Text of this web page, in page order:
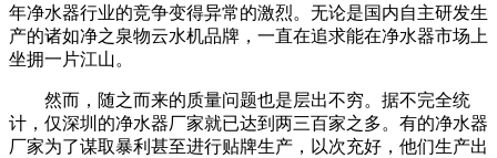
年净水器行业的竞争变得异常的激烈。无论是国内自主研发生
产的诸如净之泉物云水机品牌，一直在追求能在净水器市场上
坐拥一片江山。
然而，随之而来的质量问题也是层出不穷。据不完全统
计，仅深圳的净水器厂家就已达到两三百家之多。有的净水器
厂家为了谋取暴利甚至进行贴牌生产，以次充好，他们生产出